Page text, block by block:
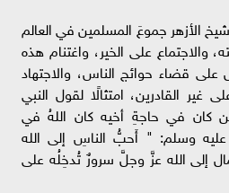
الأزهر جموعَ المسلمين في العالم
والاجتماع على الخير، واغتنام هذه
على قضاء حوائج الناس، والاجتهاد
غير القادرين، امتثالًا لقول النبي
كان في حاجةِ أخيه كان اللهُ في
وسلم: " أَحبُّ الناسِ إلى الله
إلى الله عزَّ وجلَّ سرورٌ تُدخِلُه على